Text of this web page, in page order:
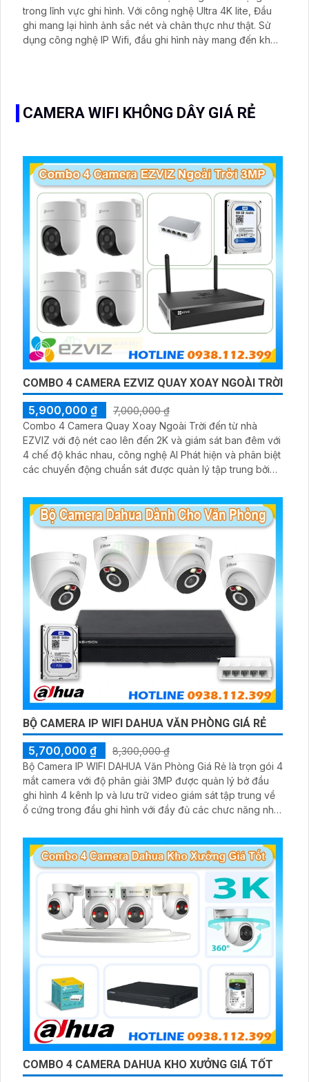
trong lĩnh vực ghi hình. Với công nghệ Ultra 4K lite, Đầu
ghi mang lại hình ảnh sắc nét và chân thực như thật. Sử
dụng công nghệ IP Wifi, đầu ghi hình này mang đến khả
CAMERA WIFI KHÔNG DÂY GIÁ RẺ
COMBO 4 CAMERA EZVIZ QUAY XOAY NGOÀI TRỜI
5,900,000 ₫
7,000,000 ₫
Combo 4 Camera Quay Xoay Ngoài Trời đến từ nhà
EZVIZ với độ nét cao lên đến 2K và giám sát ban đêm với
4 chế độ khác nhau, công nghệ AI Phát hiện và phân biệt
các chuyển động chuẩn sát được quản lý tập trung bởi
BỘ CAMERA IP WIFI DAHUA VĂN PHÒNG GIÁ RẺ
5,700,000 ₫
8,300,000 ₫
Bộ Camera IP WIFI DAHUA Văn Phòng Giá Rẻ là trọn gói 4
mắt camera với độ phân giải 3MP được quản lý bở đầu
ghi hình 4 kênh Ip và lưu trữ video giám sát tập trung về
ổ cứng trong đầu ghi hình với đầy đủ các chưc năng như
giám sát có màu vào ban đêm
COMBO 4 CAMERA DAHUA KHO XƯỞNG GIÁ TỐT